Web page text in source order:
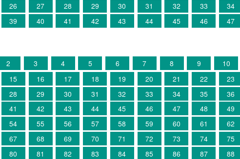
26 27 28 29 30 31 32 33 34
39 40 41 42 43 44 45 46 47
2 3 4 5 6 7 8 9 10
15 16 17 18 19 20 21 22 23
28 29 30 31 32 33 34 35 36
41 42 43 44 45 46 47 48 49
54 55 56 57 58 59 60 61 62
67 68 69 70 71 72 73 74 75
80 81 82 83 84 85 86 87 88